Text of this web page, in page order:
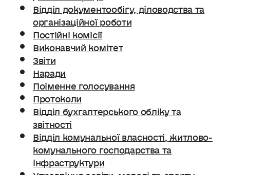
Відділ документообігу, діловодства та
організаційної роботи
Постійні комісії
Виконавчий комітет
Звіти
Наради
Поіменне голосування
Протоколи
Відділ бухгалтерського обліку та
звітності
Відділ комунальної власності, житлово-
комунального господарства та
інфраструктури